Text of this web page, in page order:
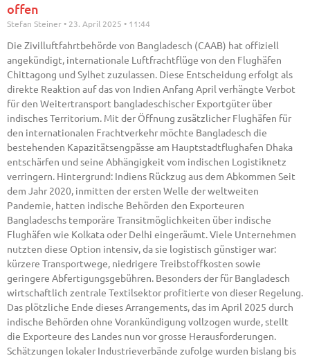
offen
Stefan Steiner 23. April 2025 11:44
Die Zivilluftfahrtbehörde von Bangladesch (CAAB) hat offiziell
angekündigt, internationale Luftfrachtflüge von den Flughäfen
Chittagong und Sylhet zuzulassen. Diese Entscheidung erfolgt als
direkte Reaktion auf das von Indien Anfang April verhängte Verbot
für den Weitertransport bangladeschischer Exportgüter über
indisches Territorium. Mit der Öffnung zusätzlicher Flughäfen für
den internationalen Frachtverkehr möchte Bangladesch die
bestehenden Kapazitätsengpässe am Hauptstadtflughafen Dhaka
entschärfen und seine Abhängigkeit vom indischen Logistiknetz
verringern. Hintergrund: Indiens Rückzug aus dem Abkommen Seit
dem Jahr 2020, inmitten der ersten Welle der weltweiten
Pandemie, hatten indische Behörden den Exporteuren
Bangladeschs temporäre Transitmöglichkeiten über indische
Flughäfen wie Kolkata oder Delhi eingeräumt. Viele Unternehmen
nutzten diese Option intensiv, da sie logistisch günstiger war:
kürzere Transportwege, niedrigere Treibstoffkosten sowie
geringere Abfertigungsgebühren. Besonders der für Bangladesch
wirtschaftlich zentrale Textilsektor profitierte von dieser Regelung.
Das plötzliche Ende dieses Arrangements, das im April 2025 durch
indische Behörden ohne Vorankündigung vollzogen wurde, stellt
die Exporteure des Landes nun vor grosse Herausforderungen.
Schätzungen lokaler Industrieverbände zufolge wurden bislang bis